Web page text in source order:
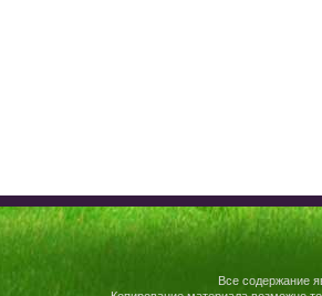
Все содержание